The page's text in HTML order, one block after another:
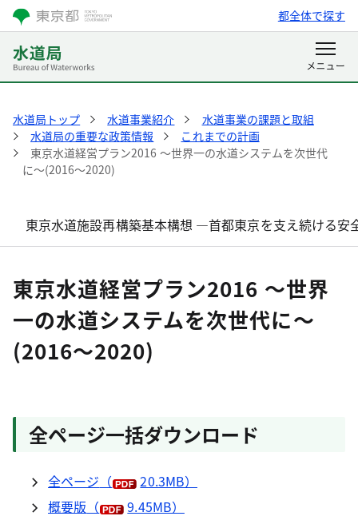
都全体で探す
水道局トップ 水道事業紹介
水道事業の課題と取組
水道局の重要な政策情報
これまでの計画
東京水道経営プラン2016 ～世界一の水道システムを次世代
に～(2016～2020)
東京水道施設再構築基本構想 ―首都東京を支え続ける
東京水道経営プラン2016 ～世界
一の水道システムを次世代に～
(2016～2020)
全ページ一括ダウンロード
全ページ （
20.3MB）
概要版 （ 9.45MB）